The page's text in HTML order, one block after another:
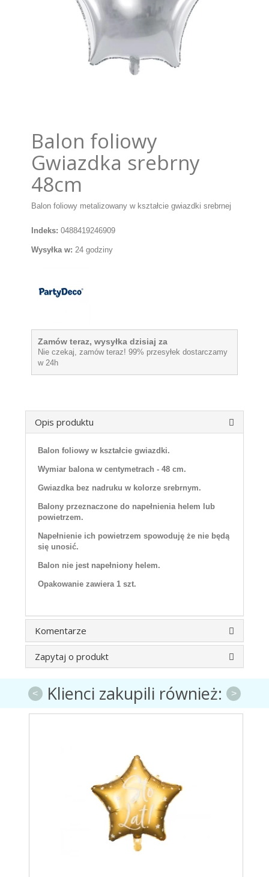
PODKŁADY /PRZEKŁADKI/WSPORNIKI/BANKETÓWKI
Balon foliowy
Gwiazdka srebrny
48cm
Balon foliowy metalizowany w kształcie gwiazdki srebrnej
Indeks: 0488419246909
Wysyłka w: 24 godziny
Zamów teraz, wysyłka dzisiaj za
Nie czekaj, zamów teraz! 99% przesyłek dostarczamy
w 24h
Opis produktu
Balon foliowy w kształcie gwiazdki.
Wymiar balona w centymetrach - 48 cm.
Gwiazdka bez nadruku w kolorze srebrnym.
Balony przeznaczone do napełnienia helem lub
powietrzem.
Napełnienie ich powietrzem spowoduję że nie będą
się unosić.
Balon nie jest napełniony helem.
Opakowanie zawiera 1 szt.
Komentarze
Zapytaj o produkt
Klienci zakupili również:
< >